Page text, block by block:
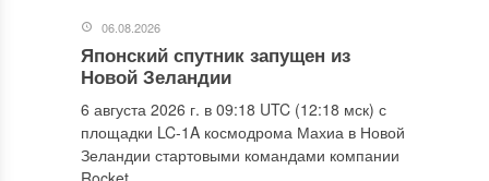
06.08.2026
Японский спутник запущен из
Новой Зеландии
6 августа 2026 г. в 09:18 UTC (12:18 мск) с
площадки LC-1A космодрома Махиа в Новой
Зеландии стартовыми командами компании